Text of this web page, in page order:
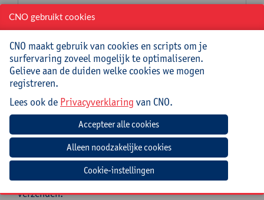
Doelgroep en schoolniveau (bv. leerkrachten talen
1ste graad secundair onderwijs) *
moet de nascholing/een meerdaags traject ingepland
In dit kalenderveld duid je een specifieke datum aan
OF de startdatum van een periode waarin je
nascholing/traject ingepland moet worden. *
Let op! Kies een datum die minstens 3 maanden na de
datum van vandaag ligt om het formulier te kunnen
verzenden.
CNO gebruikt cookies
CNO maakt gebruik van cookies en scripts om je
surfervaring zoveel mogelijk te optimaliseren.
Gelieve aan de duiden welke cookies we mogen
registreren.
Lees ook de Privacyverklaring van CNO.
Cookie-instellingen